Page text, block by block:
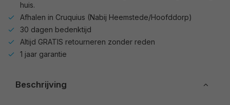
huis.
Afhalen in Cruquius (Nabij Heemstede/Hoofddorp)
30 dagen bedenktijd
Altijd GRATIS retourneren zonder reden
1 jaar garantie
Beschrijving